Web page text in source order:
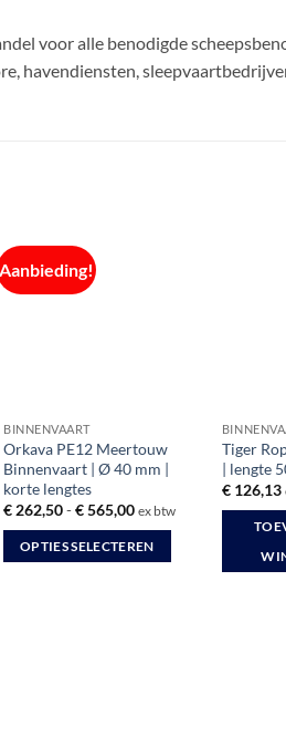
voor alle benodigde
havendiensten,
Aanbieding!
BINNENVAART
Orkava PE12 Meertouw
Binnenvaart | Ø 40 mm |
korte lengtes
€ 262,50-€565,00Prijsklasse:
tot
€ 565,00
ex btw
OPTIES SELECTEREN
Tiger
| lengte
€126,13